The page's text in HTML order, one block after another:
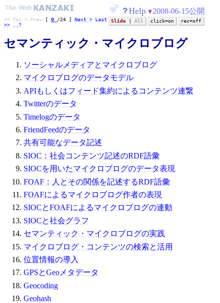
Help 2008-06-15公開
rec=off
click=on
Slide| All
<< Toc < Prev [ 0 /24 ] Next >
Last
>>
..?
セマンティック・マイクロブログ
ソーシャルメディアとマイクロブログ
マイクロブログのデータモデル
APIもしくはフィード集約によるコンテンツ連繋
Twitterのデータ
Timelogのデータ
FriendFeedのデータ
共有可能なデータ記述
SIOC：社会コンテンツ記述のRDF語彙
SIOCを用いたマイクロブログのデータ表現
FOAF：人とその関係を記述するRDF語彙
FOAFによるマイクロブログ作者の表現
SIOCとFOAFによるマイクロブログの連動
SIOCと社会グラフ
セマンティック・マイクロブログの実践
マイクロブログ・コンテンツの検索と活用
位置情報の導入
GPSとGeoメタデータ
Geocoding
Geohash